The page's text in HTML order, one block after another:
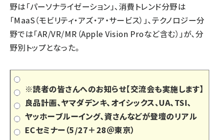
野は「パーソナライゼーション」、消費トレンド分野は
「MaaS（モビリティ・アズ・ア・サービス）」、テクノロジー分
野では「AR/VR/MR（Apple Vision Proなど含む）」が、分
野別トップとなった。
※読者の皆さんへのお知らせ【交流会も実施します】
良品計画、ヤマダデンキ、オイシックス、UA、TSI、
ヤッホーブルーイング、資さんなどが登壇のリアル
ECセミナー（5/27＋28＠東京）